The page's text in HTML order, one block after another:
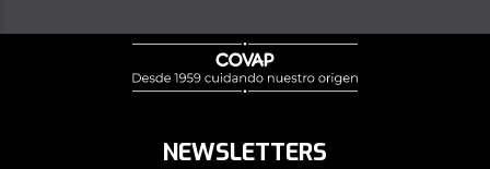
NEWSLETTERS